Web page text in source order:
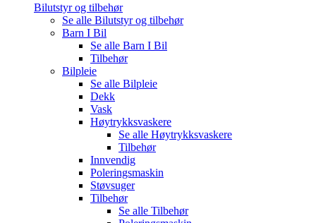
Bilutstyr og tilbehør
Se alle Bilutstyr og tilbehør
Barn I Bil
Se alle Barn I Bil
Tilbehør
Bilpleie
Se alle Bilpleie
Dekk
Vask
Høytrykksvaskere
Se alle Høytrykksvaskere
Tilbehør
Innvendig
Poleringsmaskin
Støvsuger
Tilbehør
Se alle Tilbehør